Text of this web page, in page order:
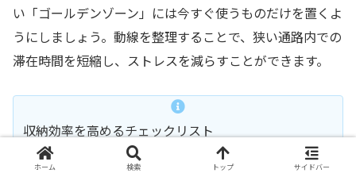
い「ゴールデンゾーン」には今すぐ使うものだけを置くよ
うにしましょう。動線を整理することで、狭い通路内での
滞在時間を短縮し、ストレスを減らすことができます。
収納効率を高めるチェックリスト
ホーム 検索 トップ サイドバー